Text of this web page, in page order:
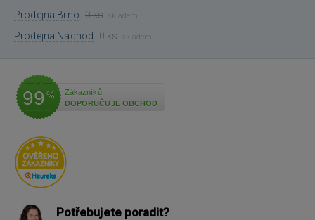
Prodejna Brno 0 ks skladem
Prodejna Náchod 0 ks skladem
99 %
Zákazníků
DOPORUČUJE OBCHOD
Potřebujete poradit?